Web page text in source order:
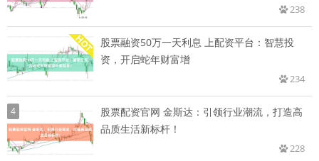
238
股票融资50万一天利息 上配资平台：智慧投
资，开启蛇年财富增
234
4
股票配资官网 金斯达：引领行业潮流，打造高
品质生活新标杆！
228